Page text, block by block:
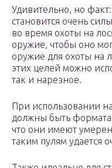
Удивительно, но
становится очень
во время охоты на
оружие, чтобы оно
оружие для охоты на
этих целей можно
так и нарезное.
При использовании
должны быть
что они имеют
таким пулям удается